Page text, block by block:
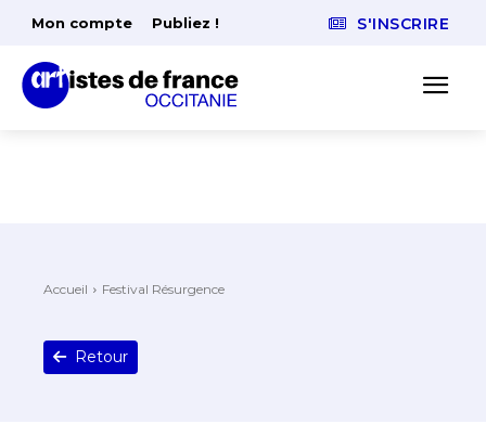
Mon compte Publiez ! S'INSCRIRE
Accueil Festival Résurgence
Retour